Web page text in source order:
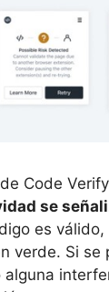
Code
se
es válido,
verde. Si se